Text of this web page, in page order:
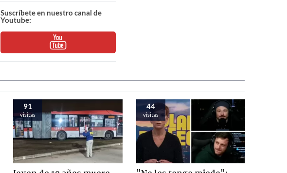
Suscríbete en nuestro canal de
Youtube:
91
visitas
44
visitas